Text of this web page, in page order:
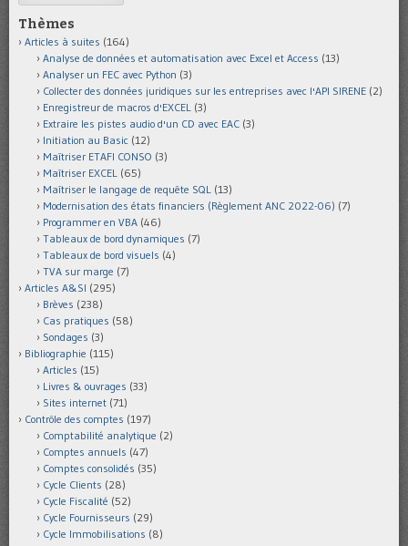
Thèmes
Articles à suites (164)
Analyse de données et automatisation avec Excel et Access (13)
Analyser un FEC avec Python (3)
Collecter des données juridiques sur les entreprises avec l'API SIRENE (2)
Enregistreur de macros d'EXCEL (3)
Extraire les pistes audio d'un CD avec EAC (3)
Initiation au Basic (12)
Maîtriser ETAFI CONSO (3)
Maîtriser EXCEL (65)
Maîtriser le langage de requête SQL (13)
Modernisation des états financiers (Règlement ANC 2022-06) (7)
Programmer en VBA (46)
Tableaux de bord dynamiques (7)
Tableaux de bord visuels (4)
TVA sur marge (7)
Articles A&SI (295)
Brèves (238)
Cas pratiques (58)
Sondages (3)
Bibliographie (115)
Articles (15)
Livres & ouvrages (33)
Sites internet (71)
Contrôle des comptes (197)
Comptabilité analytique (2)
Comptes annuels (47)
Comptes consolidés (35)
Cycle Clients (28)
Cycle Fiscalité (52)
Cycle Fournisseurs (29)
Cycle Immobilisations (8)